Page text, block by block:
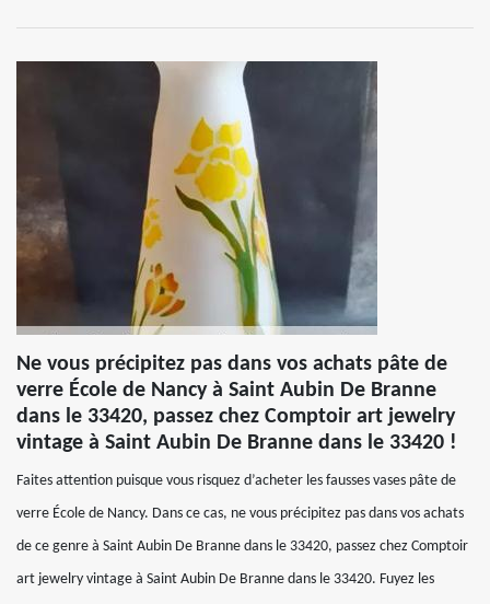
Ne vous précipitez pas dans vos achats pâte de
verre École de Nancy à Saint Aubin De Branne
dans le 33420, passez chez Comptoir art jewelry
vintage à Saint Aubin De Branne dans le 33420 !
Faites attention puisque vous risquez d’acheter les fausses vases pâte de
verre École de Nancy. Dans ce cas, ne vous précipitez pas dans vos achats
de ce genre à Saint Aubin De Branne dans le 33420, passez chez Comptoir
art jewelry vintage à Saint Aubin De Branne dans le 33420. Fuyez les